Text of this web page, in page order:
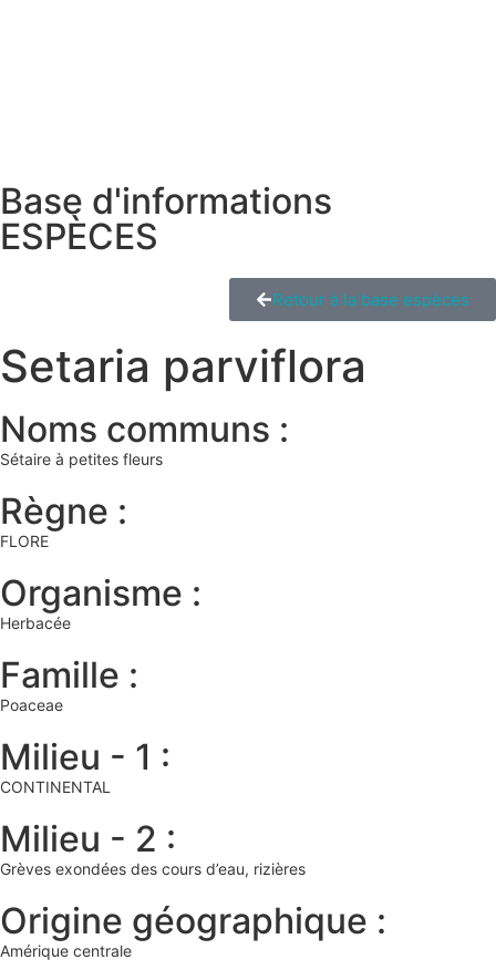
Base d'informations
ESPÈCES
Retour à la base espèces
Setaria parviflora
Noms communs :
Sétaire à petites fleurs
Règne :
FLORE
Organisme :
Herbacée
Famille :
Poaceae
Milieu - 1 :
CONTINENTAL
Milieu - 2 :
Grèves exondées des cours d’eau, rizières
Origine géographique :
Amérique centrale